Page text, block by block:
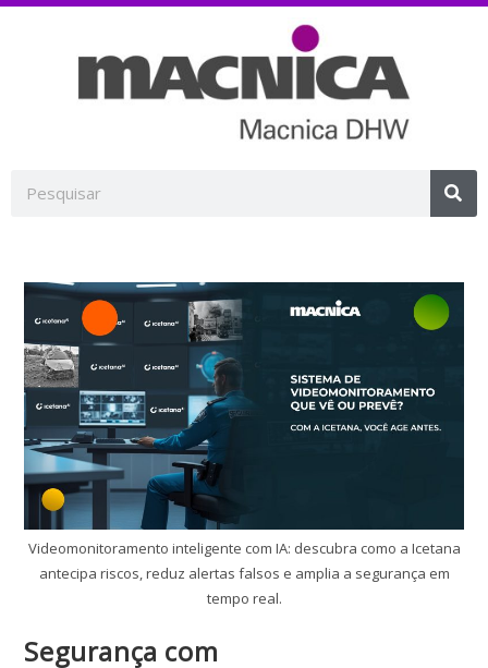
Videomonitoramento inteligente com IA: descubra como a Icetana
antecipa riscos, reduz alertas falsos e amplia a segurança em
tempo real.
Segurança com